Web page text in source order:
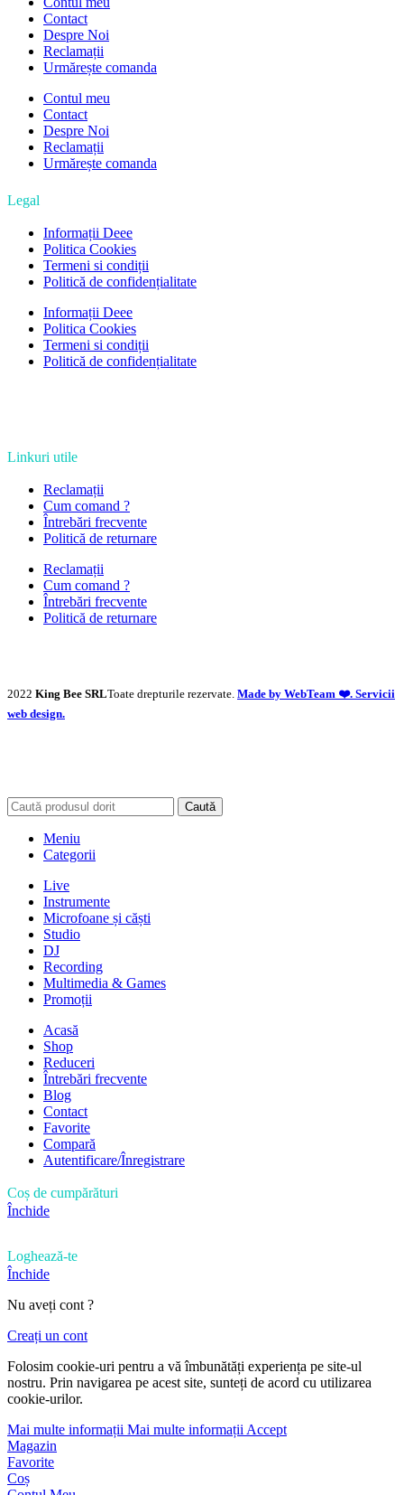
Contact
Despre Noi
Reclamații
Urmărește comanda
Contul meu
Contact
Despre Noi
Reclamații
Urmărește comanda
Legal
Informații Deee
Politica Cookies
Termeni si condiții
Politică de confidențialitate
Informații Deee
Politica Cookies
Termeni si condiții
Politică de confidențialitate
Linkuri utile
Reclamații
Cum comand ?
Întrebări frecvente
Politică de returnare
Reclamații
Cum comand ?
Întrebări frecvente
Politică de returnare
2022 King Bee SRLToate drepturile rezervate. Made by WebTeam ❤️. Servicii
web design.
Caută
Meniu
Categorii
Live
Instrumente
Microfoane și căști
Studio
DJ
Recording
Multimedia & Games
Promoții
Acasă
Shop
Reduceri
Întrebări frecvente
Blog
Contact
Favorite
Compară
Autentificare/Înregistrare
Coș de cumpărături
Închide
Loghează-te
Închide
Nu aveți cont ?
Creați un cont
Folosim cookie-uri pentru a vă îmbunătăți experiența pe site-ul
nostru. Prin navigarea pe acest site, sunteți de acord cu utilizarea
cookie-urilor.
Mai multe informații Mai multe informațiiAccept
Magazin
Favorite
Coș